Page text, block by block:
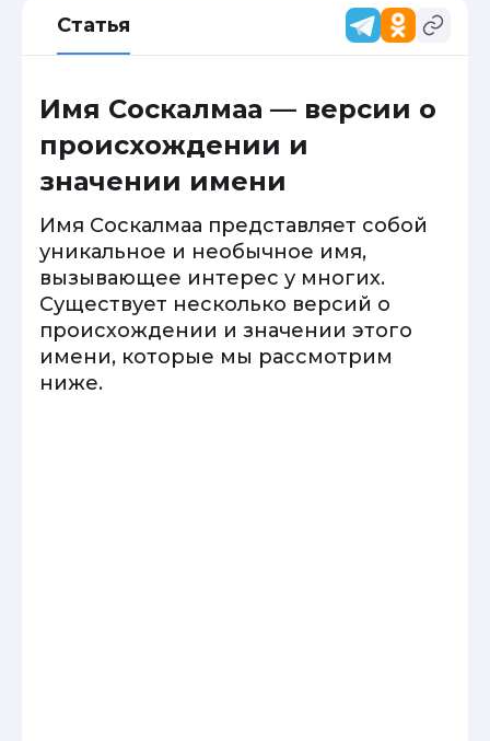
Статья
Имя Соскалмаа — версии о
происхождении и
значении имени
Имя Соскалмаа представляет собой
уникальное и необычное имя,
вызывающее интерес у многих.
Существует несколько версий о
происхождении и значении этого
имени, которые мы рассмотрим
ниже.